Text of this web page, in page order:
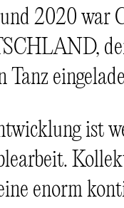
2020 war
Tanz
ist
enorm